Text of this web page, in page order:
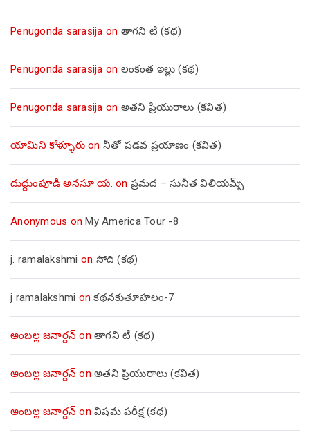
Penugonda sarasija on తాగని టీ (కథ)
Penugonda sarasija on లంకంత ఇల్లు (కథ)
Penugonda sarasija on అతని ప్రియురాలు (కవిత)
యామిని కోళ్ళూరుon నీతో పడవ ప్రయాణం (కవిత)
దుద్దుంపూడి అనసూ య. on ప్రమద – సునీత విలియమ్స్
Anonymous onMy America Tour -8
j. ramalakshmi on సోది (కథ)
j ramalakshmi onకథనకుతూహలం-7
అంబల్ల జనార్దన్ on తాగని టీ (కథ)
అంబల్ల జనార్దన్ on అతని ప్రియురాలు (కవిత)
అంబల్ల జనార్దన్ on విషమ పరీక్ష (క‌థ‌)